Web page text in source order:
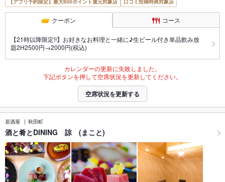
【アプリ予約限定】最大800ポイント還元対象店 口コミ投稿特典対象店
クーポン コース
【21時以降限定!!】お好きなお料理と一緒に♪生ビール付き単品飲み放
題2H2500円→2000円(税込)
カレンダーの更新に失敗しました。
下記ボタンを押して空席状況を更新してください。
空席状況を更新する
居酒屋 秋田町
酒と肴とDINING 諒 (まこと)